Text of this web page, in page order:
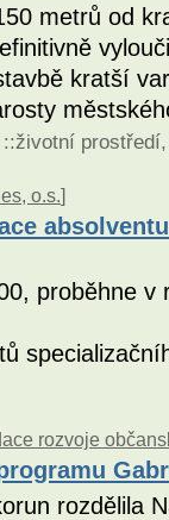
metrů od
kratší
::životní prostředí
o.s.]
proběhne v
rozvoje
rozdělila